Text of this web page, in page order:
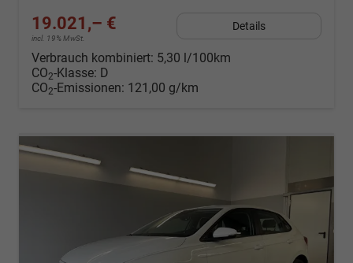
19.021,– €
incl. 19% MwSt.
Details
Verbrauch kombiniert: 5,30 l/100km
CO2-Klasse: D
CO2-Emissionen: 121,00 g/km